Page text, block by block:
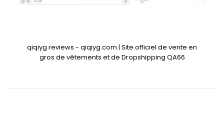
qiqiyg reviews - qiqiyg.com | Site officiel de vente en
gros de vêtements et de Dropshipping QA66